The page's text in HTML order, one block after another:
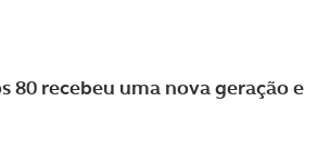
recebeu uma nova geração e